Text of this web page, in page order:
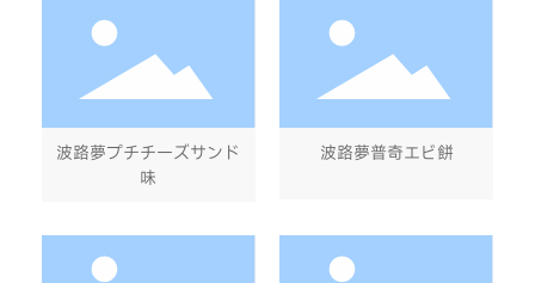
波路夢プチチーズサンド
味
波路夢普奇エビ餅